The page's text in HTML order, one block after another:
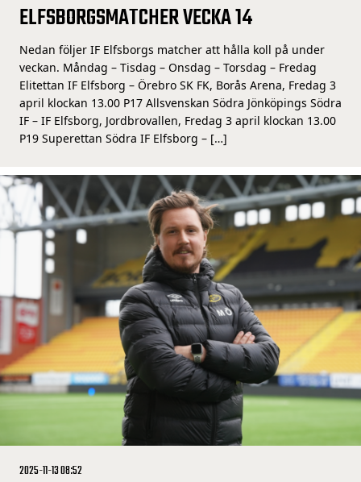
ELFSBORGSMATCHER VECKA 14
Nedan följer IF Elfsborgs matcher att hålla koll på under
veckan. Måndag – Tisdag – Onsdag – Torsdag – Fredag
Elitettan IF Elfsborg – Örebro SK FK, Borås Arena, Fredag 3
april klockan 13.00 P17 Allsvenskan Södra Jönköpings Södra
IF – IF Elfsborg, Jordbrovallen, Fredag 3 april klockan 13.00
P19 Superettan Södra IF Elfsborg – […]
2025-11-13 08:52